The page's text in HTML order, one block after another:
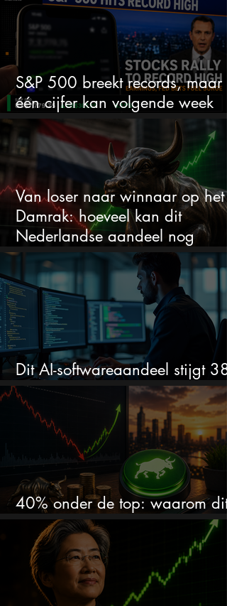
S&P 500 breekt records, maar
één cijfer kan volgende week
alles veranderen
Van loser naar winnaar op het
Damrak: hoeveel kan dit
Nederlandse aandeel nog
stijgen?
Dit AI-softwareaandeel stijgt
en zet de SaaS-crash op zijn
40% onder de top: waarom dit
aandeel weer interessant wordt